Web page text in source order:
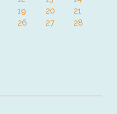
19 20
21
26 27
28